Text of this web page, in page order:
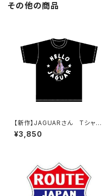
その他の商品
【新作】JAGUARさん Tシャツ
（HELLO JAGUAR）Black
¥3,850